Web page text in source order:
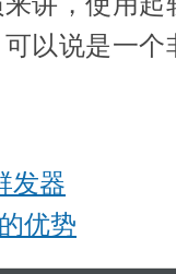
以说是一
发器
优势